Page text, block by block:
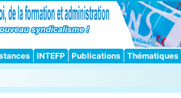
INTEFP Publications Thématiques